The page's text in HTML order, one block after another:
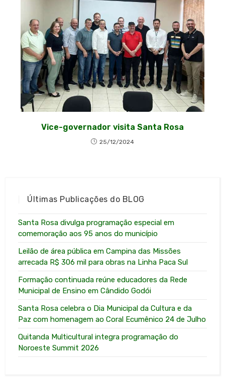
Vice-governador visita Santa Rosa
25/12/2024
Últimas Publicações do BLOG
Santa Rosa divulga programação especial em
comemoração aos 95 anos do município
Leilão de área pública em Campina das Missões
arrecada R$ 306 mil para obras na Linha Paca Sul
Formação continuada reúne educadores da Rede
Municipal de Ensino em Cândido Godói
Santa Rosa celebra o Dia Municipal da Cultura e da
Paz com homenagem ao Coral Ecumênico 24 de Julho
Quitanda Multicultural integra programação do
Noroeste Summit 2026